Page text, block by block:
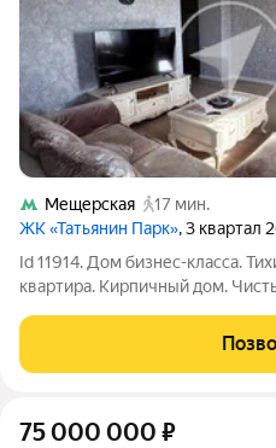
Мещерская
17 мин.
ЖК «Татьянин Парк», 3 квартал
Id 11914. Дом бизнес-класса.
квартира. Кирпичный дом.
окна на улицу. Окна смотрят
на город. Отличное
75 000 000 ₽